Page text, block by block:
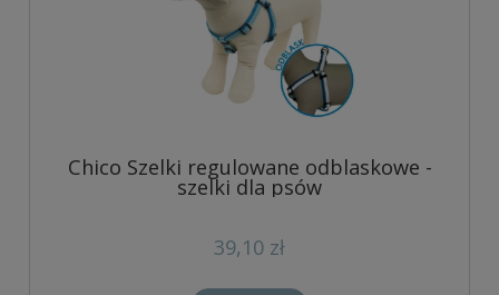
Chico Szelki regulowane odblaskowe -
szelki dla psów
39,10 zł